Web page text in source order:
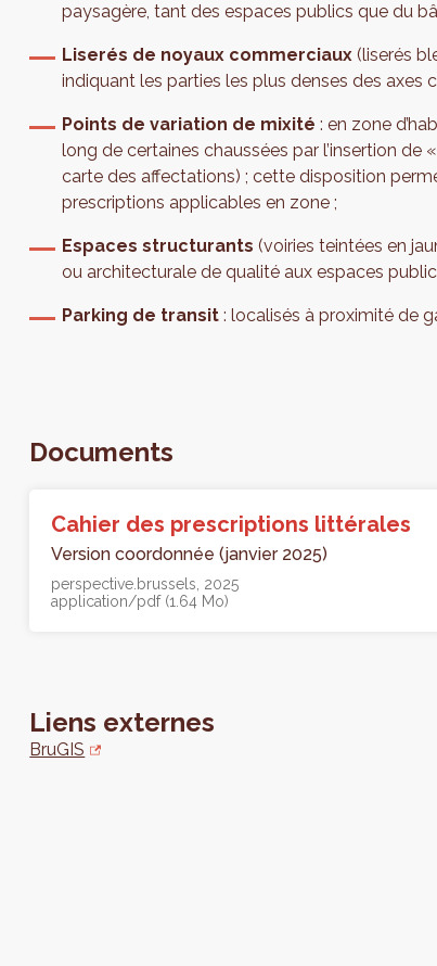
paysagère, tant des espaces publics que du
Liserés de noyaux commerciaux (liserés
indiquant les parties les plus denses des axes
Points de variation de mixité : en zone
long de certaines chaussées par l’insertion
carte des affectations) ; cette disposition
prescriptions applicables en zone ;
Espaces structurants (voiries teintées en
ou architecturale de qualité aux espaces
Parking de transit : localisés à proximité de
Documents
Cahier des prescriptions littérales
Version coordonnée (janvier 2025)
perspective.brussels 2025
application/pdf (1.64 Mo)
Liens externes
BruGIS